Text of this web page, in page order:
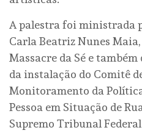
A palestra foi ministrada
Carla Beatriz Nunes
Massacre da Sé e
da instalação do Comitê
Monitoramento da
Pessoa em Situação de
Supremo Tribunal